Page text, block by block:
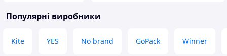
Популярні виробники
Kite YES No brand GoPack Winner